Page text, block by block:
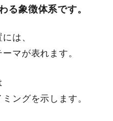
る象徴体系です。
は、
マが表れます。
ングを示します。